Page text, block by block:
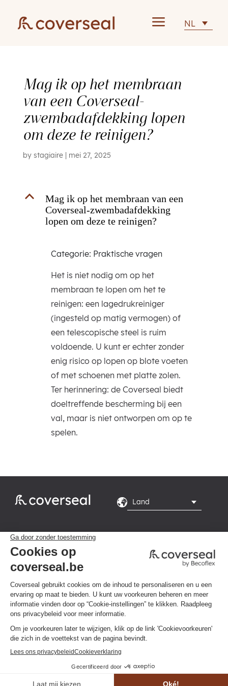
a NL
Mag ik op het membraan
van een Coverseal-
zwembadafdekking lopen
om deze te reinigen?
by stagiaire| mei 27, 2025
B
Mag ik op het membraan van een
Coverseal-zwembadafdekking
lopen om deze te reinigen?
Categorie: Praktische vragen
Het is niet nodig om op het
membraan te lopen om het te
reinigen: een lagedrukreiniger
(ingesteld op matig vermogen) of
een telescopische steel is ruim
voldoende. U kunt er echter zonder
enig risico op lopen op blote voeten
of met schoenen met platte zolen.
Ter herinnering: de Coverseal biedt
doeltreffende bescherming bij een
val, maar is niet ontworpen om op te
spelen.

Rte du Grand Peuplier
8, 7110 La Louvière

Maandag tot en met
vrijdag van 8.00 tot
16.00 uur
Privacybeleid Algemene voorwaarden
Klik hier om uw cookievoorkeuren te